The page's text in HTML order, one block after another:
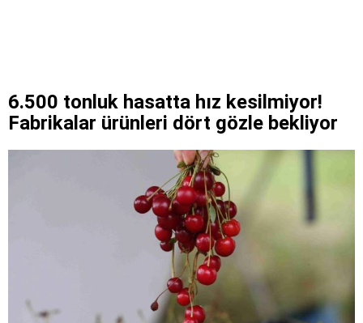
6.500 tonluk hasatta hız kesilmiyor!
Fabrikalar ürünleri dört gözle bekliyor